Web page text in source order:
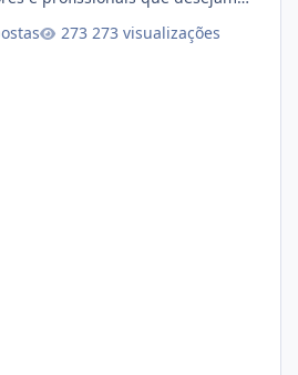
você possui clientes ativos de
273 visualizações